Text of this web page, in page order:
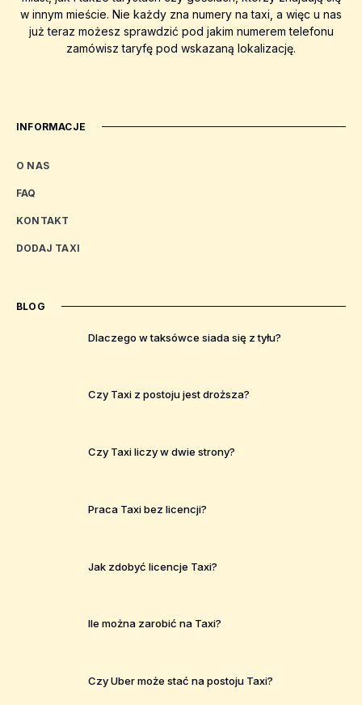
w innym mieście. Nie każdy zna numery na taxi, a więc u nas
już teraz możesz sprawdzić pod jakim numerem telefonu
zamówisz taryfę pod wskazaną lokalizację.
INFORMACJE
O NAS
FAQ
KONTAKT
DODAJ TAXI
BLOG
Dlaczego w taksówce siada się z tyłu?
Czy Taxi z postoju jest droższa?
Czy Taxi liczy w dwie strony?
Praca Taxi bez licencji?
Jak zdobyć licencje Taxi?
Ile można zarobić na Taxi?
Czy Uber może stać na postoju Taxi?